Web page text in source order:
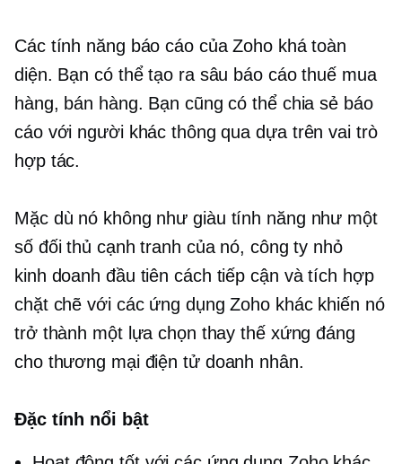
Các tính năng báo cáo của Zoho khá toàn
diện. Bạn có thể tạo ra sâu báo cáo thuế mua
hàng, bán hàng. Bạn cũng có thể chia sẻ báo
cáo với người khác thông quadựa trên vai trò
hợp tác.
Mặc dù nó không như giàu tính năng như một
số đối thủ cạnh tranh của nó, công ty nhỏ
kinh doanh đầu tiên cách tiếp cận và tích hợp
chặt chẽ với các ứng dụng Zoho khác khiến nó
trở thành một lựa chọn thay thế xứng đáng
cho thương mại điện tửdoanh nhân.
Đặc tính nổi bật